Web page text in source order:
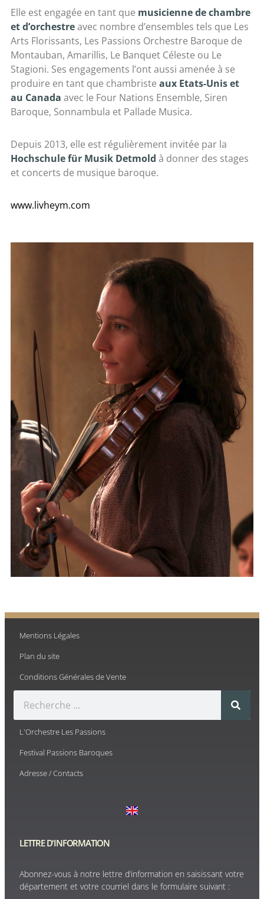
Elle est engagée en tant que musicienne de chambre
et d’orchestreavec nombre d’ensembles tels que Les
Arts Florissants, Les Passions Orchestre Baroque de
Montauban, Amarillis, Le Banquet Céleste ou Le
Stagioni. Ses engagements l’ont aussi amenée à se
produire en tant que chambriste aux Etats-Unis et
au Canada avec le Four Nations Ensemble, Siren
Baroque, Sonnambula et Pallade Musica.
Depuis 2013, elle est régulièrement invitée par la
Hochschule für Musik Detmold à donner des stages
et concerts de musique baroque.
www.livheym.com
Mentions Légales
Plan du site
Conditions Générales de Vente
L'Orchestre Les Passions
Festival Passions Baroques
Adresse / Contacts
LETTRE D'INFORMATION
Abonnez-vous à notre lettre d’information en saisissant votre
département et votre courriel dans le formulaire suivant :